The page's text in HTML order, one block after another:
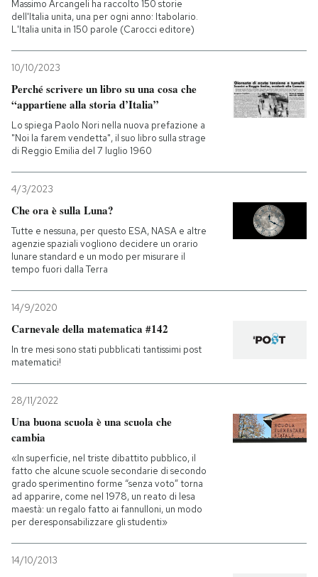
Massimo Arcangeli ha raccolto 150 storie
dell'Italia unita, una per ogni anno: Itabolario.
L'Italia unita in 150 parole (Carocci editore)
10/10/2023
Perché scrivere un libro su una cosa che
“appartiene alla storia d’Italia”
Lo spiega Paolo Nori nella nuova prefazione a
"Noi la farem vendetta", il suo libro sulla strage
di Reggio Emilia del 7 luglio 1960
4/3/2023
Che ora è sulla Luna?
Tutte e nessuna, per questo ESA, NASA e altre
agenzie spaziali vogliono decidere un orario
lunare standard e un modo per misurare il
tempo fuori dalla Terra
14/9/2020
Carnevale della matematica #142
In tre mesi sono stati pubblicati tantissimi post
matematici!
28/11/2022
Una buona scuola è una scuola che
cambia
«In superficie, nel triste dibattito pubblico, il
fatto che alcune scuole secondarie di secondo
grado sperimentino forme “senza voto” torna
ad apparire, come nel 1978, un reato di lesa
maestà: un regalo fatto ai fannulloni, un modo
per deresponsabilizzare gli studenti»
14/10/2013